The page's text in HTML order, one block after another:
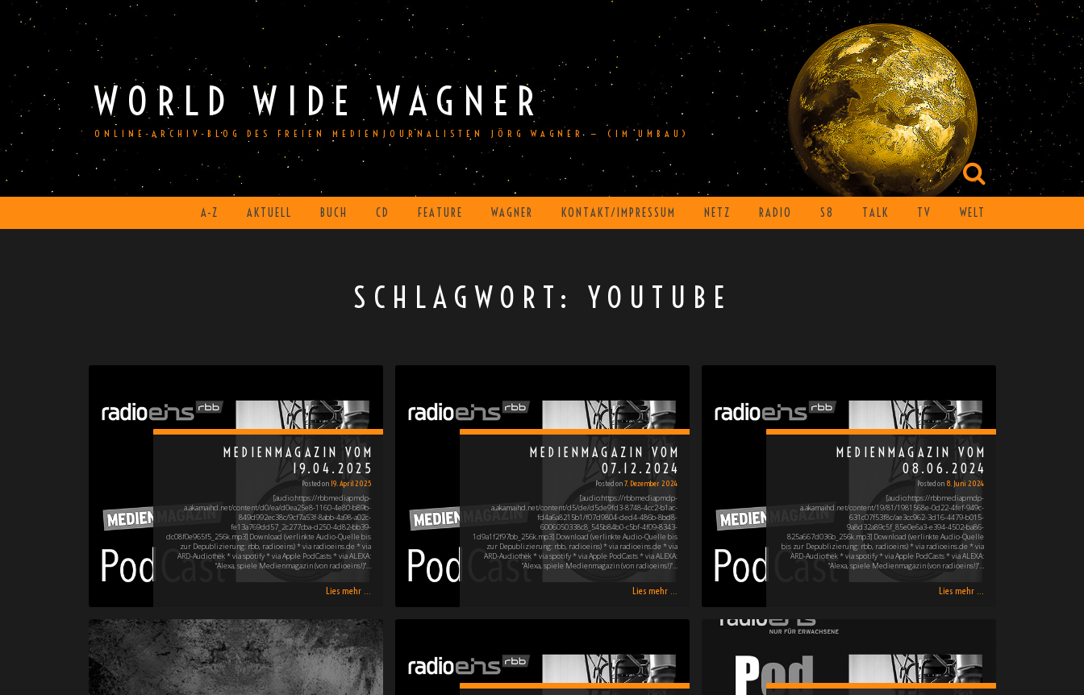
Skip
content
WORLD WIDE WAGNER
ONLINE-ARCHIV-BLOG DES FREIEN MEDIENJOURNALISTEN JÖRG WAGNER — (IM UMBAU)
A-Z AKTUELL BUCH CD FEATURE WAGNER KONTAKT/IMPRESSUM NETZ RADIO S8 TALK TV WELT
SCHLAGWORT: YOUTUBE
MEDIENMAGAZIN VOM
19.04.2025
Posted on 19. April 2025
[audio:https://rbbmediapmdp-
a.akamaihd.net/content/d0/ea/d0ea25e8-1160-4e80-b89b-
849d992ec38c/9cf7a53f-8abb-4a98-a02c-
fe13a769dd57_2c277cba-d250-4d82-bb39-
dc08f0e965f5_256k.mp3] Download (verlinkte Audio-Quelle bis
zur Depublizierung: rbb, radioeins) * via radioeins.de * via
ARD-Audiothek * via spotify * via Apple PodCasts * via ALEXA:
"Alexa, spiele Medienmagazin (von radioeins!)"…
Lies mehr ...
MEDIENMAGAZIN VOM
07.12.2024
Posted on7. Dezember 2024
[audio:https://rbbmediapmdp-
a.akamaihd.net/content/d5/de/d5de9fd3-8748-4cc2-b1ac-
fd4a6a8215b1/f07d9804-ded4-486b-8bd8-
6006050338c8_545b84b0-c5bf-4f09-8343-
1d9a1f2f97bb_256k.mp3] Download (verlinkte Audio-Quelle bis
zur Depublizierung: rbb, radioeins) * via radioeins.de * via
ARD-Audiothek * via spotify * via Apple PodCasts * via ALEXA:
"Alexa, spiele Medienmagazin (von radioeins!)"…
Lies mehr ...
MEDIENMAGAZIN VOM
08.06.2024
Posted on 8. Juni 2024
[audio:https://rbbmediapmdp-
a.akamaihd.net/content/19/81/1981568e-0d22-4fef-949c-
631c07f53f8c/ae3cc962-3d16-4479-b015-
9a8d32a89c5f_85e0e6a3-e394-4502-ba86-
825a667d036b_256k.mp3] Download (verlinkte Audio-Quelle
bis zur Depublizierung: rbb, radioeins) * via radioeins.de * via
ARD-Audiothek * via spotify * via Apple PodCasts * via ALEXA:
"Alexa, spiele Medienmagazin (von radioeins!)"…
Lies mehr ...